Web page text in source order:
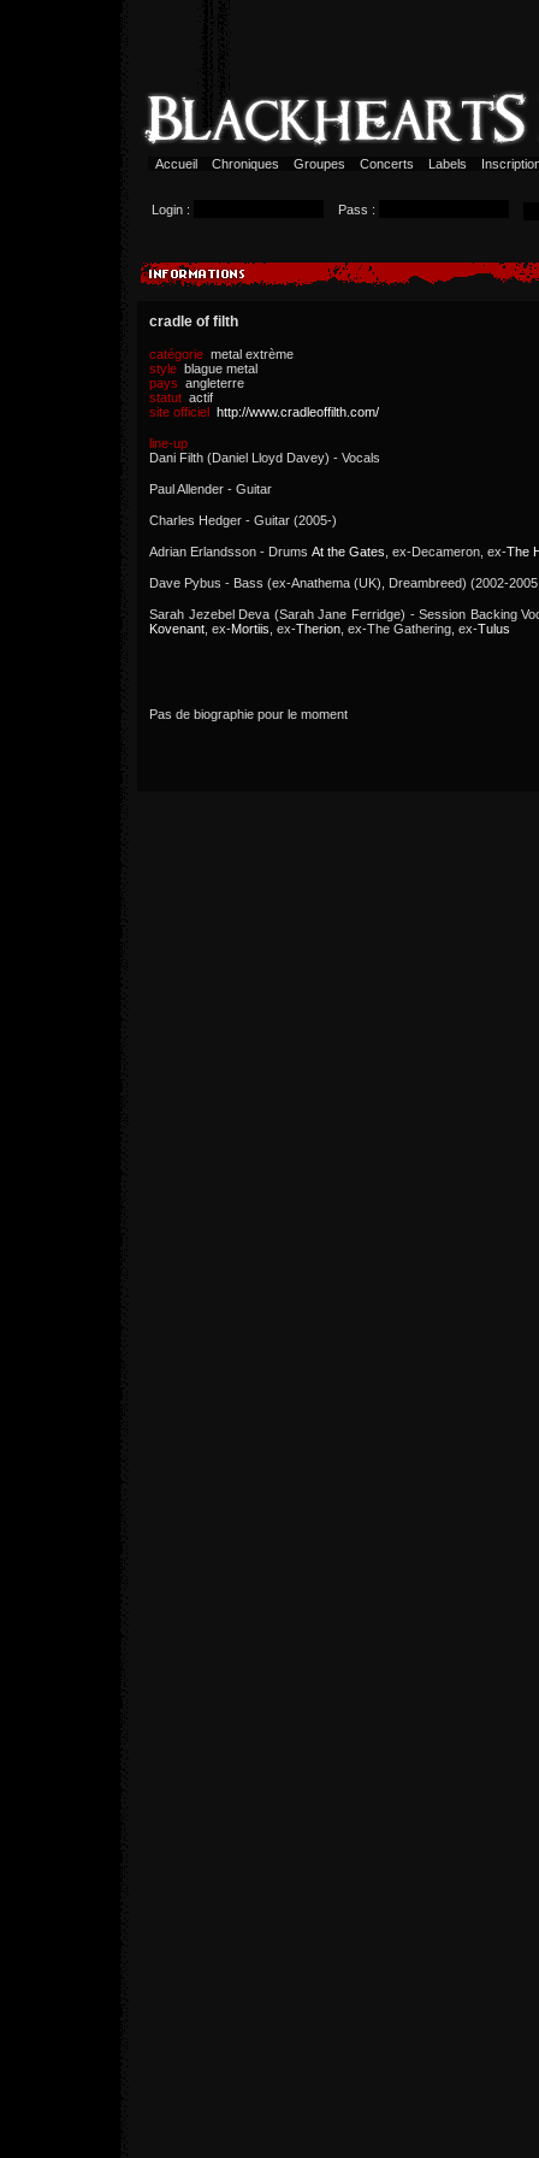
Accueil Chroniques Groupes Concerts Labels
Login : Pass :
cradle of filth
catégorie metal extrème
style blague metal
pays angleterre
statut actif
site officiel http://www.cradleoffilth.com/
line-up
Dani Filth (Daniel Lloyd Davey) - Vocals
Paul Allender - Guitar
Charles Hedger - Guitar (2005-)
Adrian Erlandsson - Drums At the Gates , ex-Decameron, ex-The
Dave Pybus - Bass (ex-Anathema (UK), Dreambreed) (2002-
Sarah Jezebel Deva (Sarah Jane Ferridge) - Session Backing
Kovenant , ex-Mortiis , ex-Therion , ex-The Gathering, ex-Tulus
Pas de biographie pour le moment